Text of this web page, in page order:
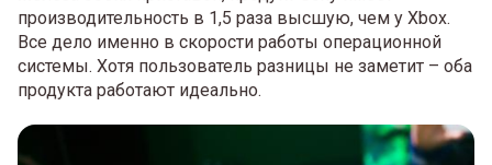
производительность в 1,5 раза высшую, чем у Xbox.
Все дело именно в скорости работы операционной
системы. Хотя пользователь разницы не заметит – оба
продукта работают идеально.